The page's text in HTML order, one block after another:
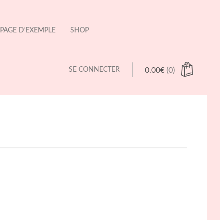
PAGE D’EXEMPLE SHOP
0.00€ (0)
SE CONNECTER